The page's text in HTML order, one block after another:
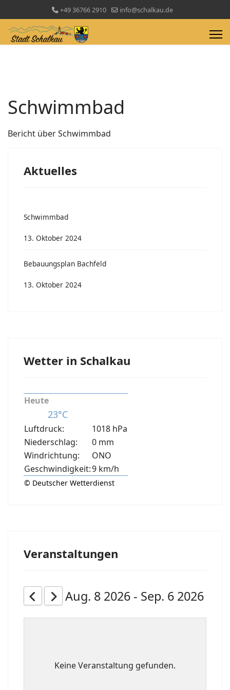
+49 36766 2910 info@schalkau.de
Schwimmbad
Bericht über Schwimmbad
Aktuelles
Schwimmbad
13. Oktober 2024
Bebauungsplan Bachfeld
13. Oktober 2024
Wetter in Schalkau
Heute
23°C
Luftdruck:
1018 hPa
Niederschlag:
0 mm
Windrichtung:
ONO
Geschwindigkeit:9 km/h
© Deutscher Wetterdienst
Veranstaltungen
Aug. 8 2026 - Sep. 6 2026
Keine Veranstaltung gefunden.